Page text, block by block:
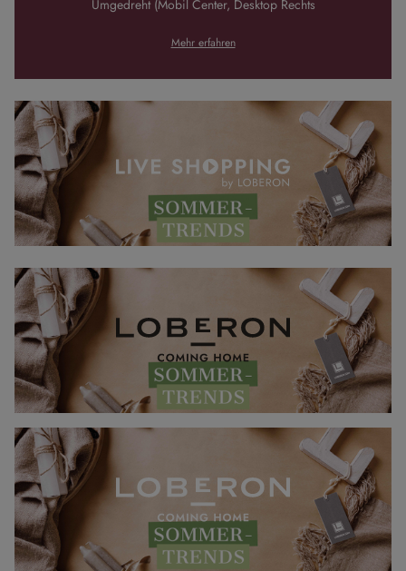
Umgedreht (Mobil Center, Desktop Rechts
Mehr erfahren